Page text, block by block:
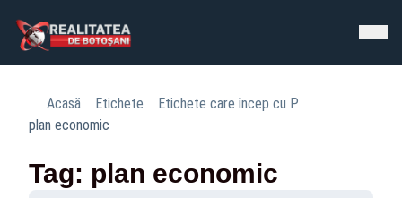
Acasă Etichete
Etichete care încep cu P
plan economic
Tag: plan economic